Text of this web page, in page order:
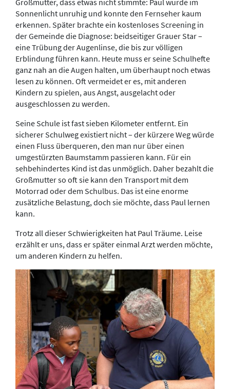
Großmutter, dass etwas nicht stimmte: Paul wurde im
Sonnenlicht unruhig und konnte den Fernseher kaum
erkennen. Später brachte ein kostenloses Screening in
der Gemeinde die Diagnose: beidseitiger Grauer Star –
eine Trübung der Augenlinse, die bis zur völligen
Erblindung führen kann. Heute muss er seine Schulhefte
ganz nah an die Augen halten, um überhaupt noch etwas
lesen zu können. Oft vermeidet er es, mit anderen
Kindern zu spielen, aus Angst, ausgelacht oder
ausgeschlossen zu werden.
Seine Schule ist fast sieben Kilometer entfernt. Ein
sicherer Schulweg existiert nicht – der kürzere Weg würde
einen Fluss überqueren, den man nur über einen
umgestürzten Baumstamm passieren kann. Für ein
sehbehindertes Kind ist das unmöglich. Daher bezahlt die
Großmutter so oft sie kann den Transport mit dem
Motorrad oder dem Schulbus. Das ist eine enorme
zusätzliche Belastung, doch sie möchte, dass Paul lernen
kann.
Trotz all dieser Schwierigkeiten hat Paul Träume. Leise
erzählt er uns, dass er später einmal Arzt werden möchte,
um anderen Kindern zu helfen.